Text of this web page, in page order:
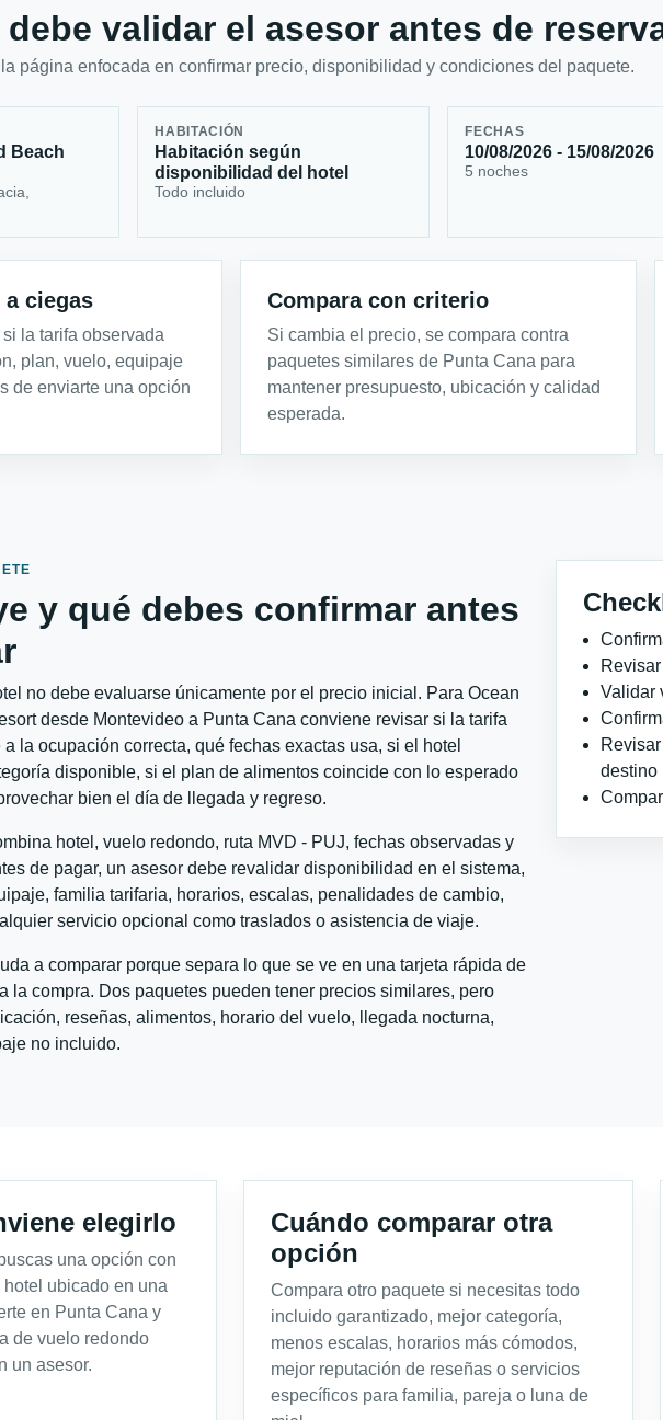
validar el asesor antes de
página enfocada en confirmar precio, disponibilidad y condiciones del paquete.
Beach
HABITACIÓN
Habitación según
disponibilidad del hotel
Todo incluido
FECHAS
10/08/2026 - 15/08/2026
5 noches
a ciegas
la tarifa observada
plan, vuelo, equipaje
de enviarte una opción
Compara con criterio
Si cambia el precio, se compara contra
paquetes similares de Punta Cana para
mantener presupuesto, ubicación y calidad
esperada.
y qué debes confirmar antes
no debe evaluarse únicamente por el precio inicial. Para Ocean
desde Montevideo a Punta Cana conviene revisar si la tarifa
la ocupación correcta, qué fechas exactas usa, si el hotel
disponible, si el plan de alimentos coincide con lo esperado
bien el día de llegada y regreso.
hotel, vuelo redondo, ruta MVD - PUJ, fechas observadas y
de pagar, un asesor debe revalidar disponibilidad en el sistema,
familia tarifaria, horarios, escalas, penalidades de cambio,
servicio opcional como traslados o asistencia de viaje.
a comparar porque separa lo que se ve en una tarjeta rápida de
la compra. Dos paquetes pueden tener precios similares, pero
reseñas, alimentos, horario del vuelo, llegada nocturna,
no incluido.
Validar
destino
elegirlo
una opción con
ubicado en una
en Punta Cana y
de vuelo redondo
un asesor.
Cuándo comparar otra
opción
Compara otro paquete si necesitas todo
incluido garantizado, mejor categoría,
menos escalas, horarios más cómodos,
mejor reputación de reseñas o servicios
específicos para familia, pareja o luna de